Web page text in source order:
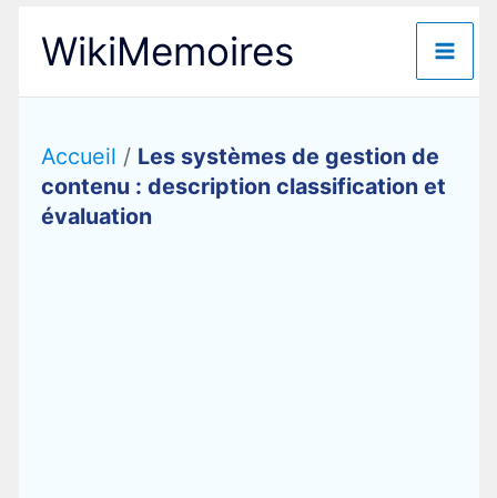
contenu
WikiMemoires
Accueil / Les systèmes de gestion de
contenu : description classification et
évaluation